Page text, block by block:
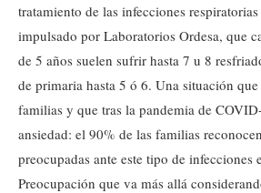
tratamiento de las infecciones
impulsado por Laboratorios Ordesa, que
de 5 años suelen sufrir hasta 7 u 8
de primaria hasta 5 ó 6. Una situación
familias y que tras la pandemia de
ansiedad: el 90% de las familias
preocupadas ante este tipo de infecciones
Preocupación que va más allá